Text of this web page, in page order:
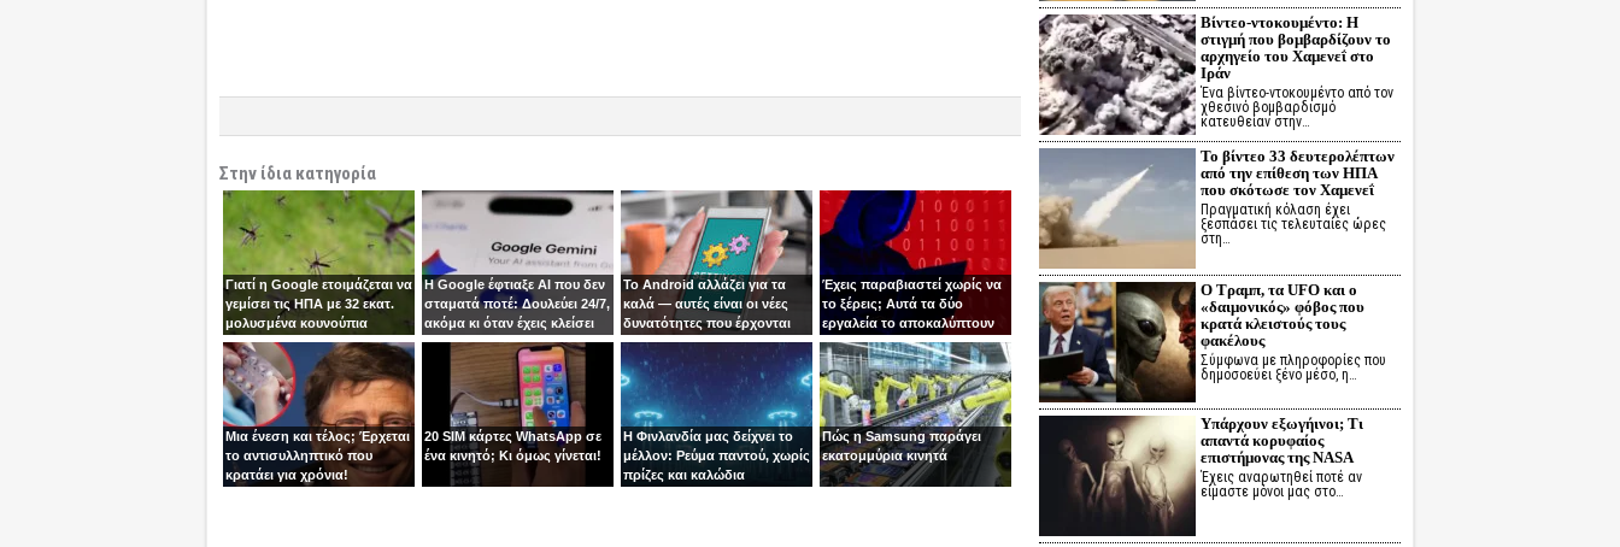
Στην ίδια κατηγορία
Γιατί η Google ετοιμάζεται να
γεμίσει τις ΗΠΑ με 32 εκατ.
μολυσμένα κουνούπια
Η Google έφτιαξε AI που δεν
σταματά ποτέ: Δουλεύει 24/7,
ακόμα κι όταν έχεις κλείσει
το laptop
Το Android αλλάζει για τα
καλά — αυτές είναι οι νέες
δυνατότητες που έρχονται
δωρεάν στο κινητό σου
Έχεις παραβιαστεί χωρίς να
το ξέρεις; Αυτά τα δύο
εργαλεία το αποκαλύπτουν
σε δευτερόλεπτα
Μια ένεση και τέλος; Έρχεται
το αντισυλληπτικό που
κρατάει για χρόνια!
20 SIM κάρτες WhatsApp σε
ένα κινητό; Κι όμως γίνεται!
Η Φινλανδία μας δείχνει το
μέλλον: Ρεύμα παντού, χωρίς
πρίζες και καλώδια
Πώς η Samsung παράγει
εκατομμύρια κινητά
Βίντεο-ντοκουμέντο: Η
στιγμή που βομβαρδίζουν το
αρχηγείο του Χαμενεΐ στο
Ιράν
Ένα βίντεο-ντοκουμέντο από τον
χθεσινό βομβαρδισμό
κατευθείαν στην…
Το βίντεο 33 δευτερολέπτων
από την επίθεση των ΗΠΑ
που σκότωσε τον Χαμενεΐ
Πραγματική κόλαση έχει
ξεσπάσει τις τελευταίες ώρες
στη…
Ο Τραμπ, τα UFO και ο
«δαιμονικός» φόβος που
κρατά κλειστούς τους
φακέλους
Σύμφωνα με πληροφορίες που
δημοσοεύει ξένο μέσο, η…
Υπάρχουν εξωγήινοι; Τι
απαντά κορυφαίος
επιστήμονας της NASA
Έχεις αναρωτηθεί ποτέ αν
είμαστε μόνοι μας στο…